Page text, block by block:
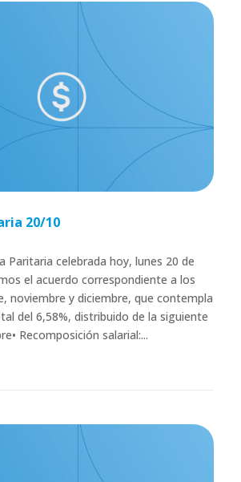
20/10
Paritaria celebrada hoy, lunes 20 de
el acuerdo correspondiente a los
noviembre y diciembre, que contempla
del 6,58%, distribuido de la siguiente
Recomposición salarial:...